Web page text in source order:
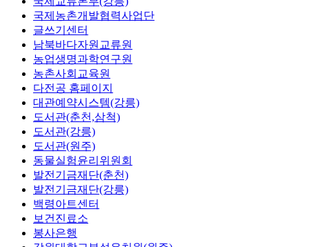
국제교류본부(강릉)
국제농촌개발협력사업단
글쓰기센터
남북바다자원교류원
농업생명과학연구원
농촌사회교육원
다전공 홈페이지
대관예약시스템(강릉)
도서관(춘천,삼척)
도서관(강릉)
도서관(원주)
동물실험윤리위원회
발전기금재단(춘천)
발전기금재단(강릉)
백령아트센터
보건진료소
봉사은행